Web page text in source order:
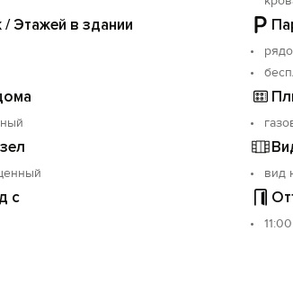
Этажей в здании
вид
с
11:00